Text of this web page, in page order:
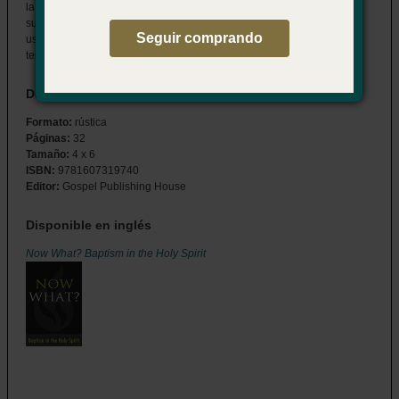
la vida de los creyentes cada día. Ayude otros a entender lo que
sucede cuando son bautizados en el Espíritu Santo y como Dios
usa al Espíritu para guiar la jornada de discipulado que ellos
tendrán.
Detalles del producto
Formato: rústica
Páginas: 32
Tamaño: 4 x 6
ISBN: 9781607319740
Editor: Gospel Publishing House
Disponible en inglés
Now What? Baptism in the Holy Spirit
Seguir comprando